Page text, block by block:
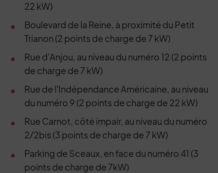
22 kW)
Boulevard de la Reine, à proximité du Petit
Trianon (2 points de charge de 7 kW)
Rue d'Anjou, au niveau du numéro 12 (2 points
de charge de 7 kW)
Rue de l'Indépendance Américaine, au niveau
du numéro 9 (2 points de charge de 22 kW)
Rue Carnot, côté impair, au niveau du numéro
2/2bis (3 points de charge de 7 kW)
Parking de Sceaux, en face du numéro 41 (3
points de charge de 7kW)